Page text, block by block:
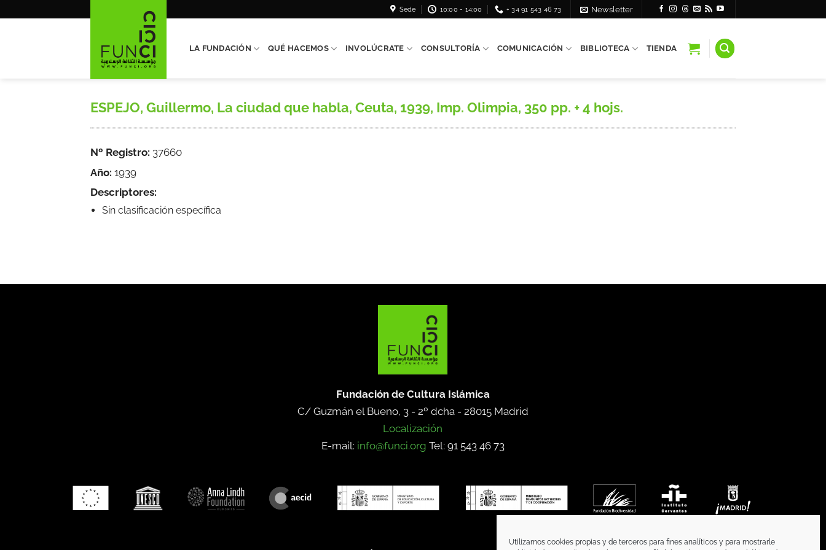
Utilizamos cookies propias y de terceros para fines analíticos y para mostrarle
Sede 10:00 - 14:00 + 34 91 543 46 73 Newsletter
LA FUNDACIÓN QUÉ HACEMOS INVOLÚCRATE CONSULTORÍA COMUNICACIÓN BIBLIOTECA TIENDA
ESPEJO, Guillermo, La ciudad que habla, Ceuta, 1939, Imp. Olimpia, 350 pp. + 4 hojs.
Nº Registro: 37660
Año: 1939
Descriptores:
Sin clasificación específica
Fundación de Cultura Islámica
C/ Guzmán el Bueno, 3 - 2º dcha - 28015 Madrid
Localización
E-mail: info@funci.org Tel: 91 543 46 73